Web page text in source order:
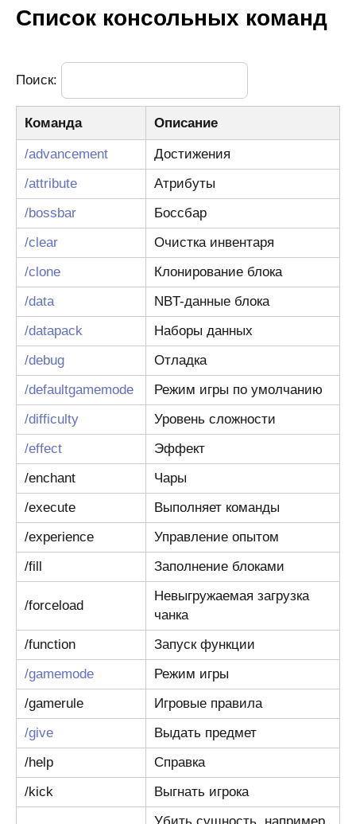
Список консольных команд
Поиск:
Команда Описание
/advancement
Достижения
/attribute
Атрибуты
/bossbar
Боссбар
/clear
Очистка инвентаря
/clone
Клонирование блока
/data
NBT-данные блока
/datapack
Наборы данных
/debug
Отладка
/defaultgamemode
Режим игры по умолчанию
/difficulty
Уровень сложности
/effect
Эффект
/enchant
Чары
/execute
Выполняет команды
/experience
Управление опытом
/fill
Заполнение блоками
/forceload
Невыгружаемая загрузка
чанка
/function
Запуск функции
/gamemode
Режим игры
/gamerule
Игровые правила
/give
Выдать предмет
/help
Справка
/kick
Выгнать игрока